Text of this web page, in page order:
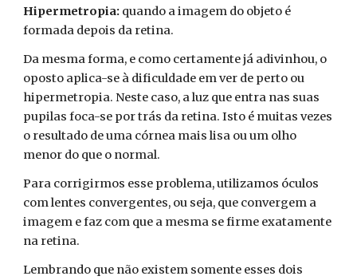
Hipermetropia: quando a imagem do objeto é
formada depois da retina.
Da mesma forma, e como certamente já adivinhou, o
oposto aplica-se à dificuldade em ver de perto ou
hipermetropia. Neste caso, a luz que entra nas suas
pupilas foca-se por trás da retina. Isto é muitas vezes
o resultado de uma córnea mais lisa ou um olho
menor do que o normal.
Para corrigirmos esse problema, utilizamos óculos
com lentes convergentes, ou seja, que convergem a
imagem e faz com que a mesma se firme exatamente
na retina.
Lembrando que não existem somente esses dois